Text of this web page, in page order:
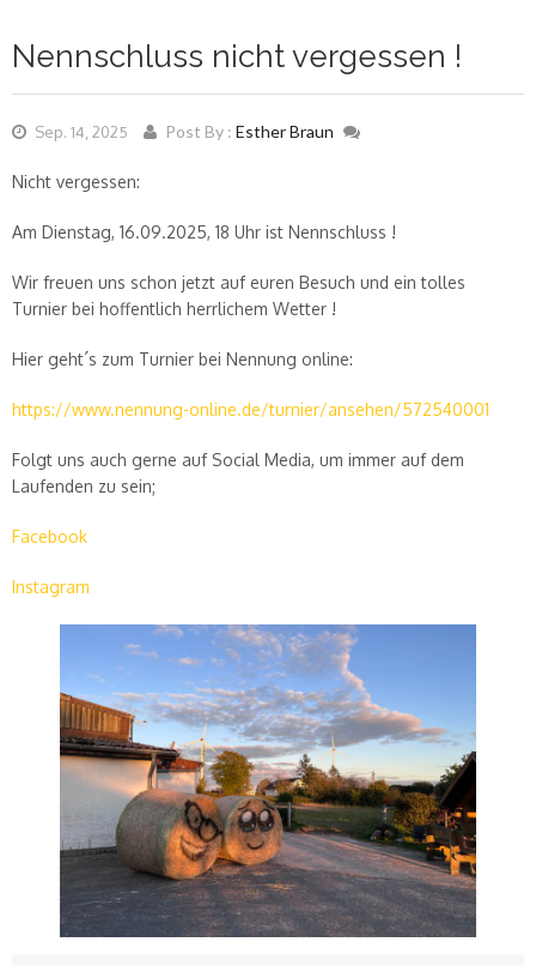
Nennschluss nicht vergessen !
Sep. 14, 2025 Post By : Esther Braun
Nicht vergessen:
Am Dienstag, 16.09.2025, 18 Uhr ist Nennschluss !
Wir freuen uns schon jetzt auf euren Besuch und ein tolles
Turnier bei hoffentlich herrlichem Wetter !
Hier geht´s zum Turnier bei Nennung online:
https://www.nennung-online.de/turnier/ansehen/572540001
Folgt uns auch gerne auf Social Media, um immer auf dem
Laufenden zu sein;
Facebook
Instagram